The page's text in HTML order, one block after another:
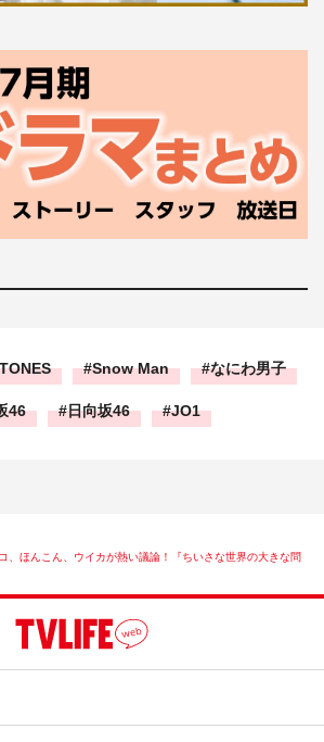
Snow Man なにわ男子
46 日向坂46 JO1
、ほんこん、ウイカが熱い議論！『ちいさな世界の大きな問